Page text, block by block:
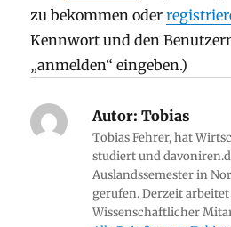
zu bekommen oder
Kennwort und den
„anmelden“ eingeben.)
Autor: Tobias
Tobias Fehrer, hat
studiert und
Auslandssemester in
gerufen. Derzeit arbeitet
Wissenschaftlicher